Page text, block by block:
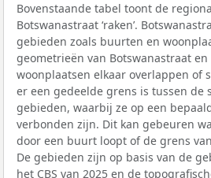
Bovenstaande tabel toont de
Botswanastraat ‘raken’.
gebieden zoals buurten en
geometrieën van Botswanastraat
woonplaatsen elkaar overlappen of
er een gedeelde grens is tussen de
gebieden, waarbij ze op een
verbonden zijn. Dit kan gebeuren
door een buurt loopt of de grens
De gebieden zijn op basis van de
het CBS van 2025 en de